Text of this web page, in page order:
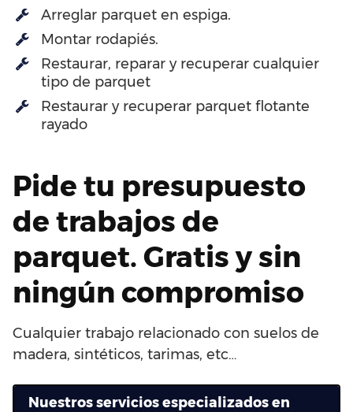
Arreglar parquet en espiga.
Montar rodapiés.
Restaurar, reparar y recuperar cualquier
tipo de parquet
Restaurar y recuperar parquet flotante
rayado
Pide tu presupuesto
de trabajos de
parquet. Gratis y sin
ningún compromiso
Cualquier trabajo relacionado con suelos de
madera, sintéticos, tarimas, etc…
Nuestros servicios especializados en